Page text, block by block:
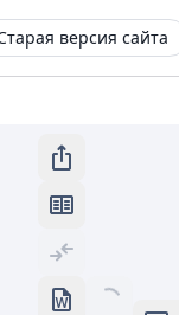
версия сайта